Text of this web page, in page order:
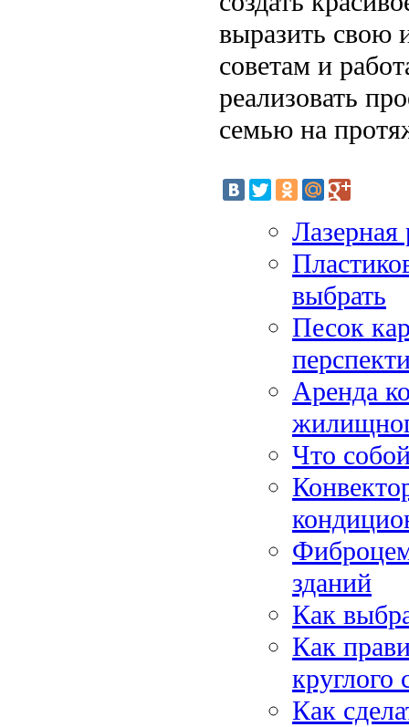
выразить свою
советам и
реализовать
семью на
Лазерная
выбрать
Песок
Аренда
Что
зданий
Как
Как
круглого
Как